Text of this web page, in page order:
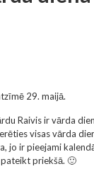
29. maijā.
Raivis ir vārda
visas vārda
jo ir pieejami
priekšā. 🙂